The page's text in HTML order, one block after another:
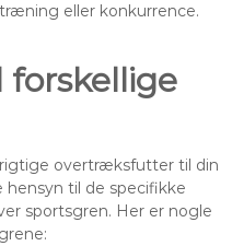
eller konkurrence.
overtræksfutter til din
til de specifikke
sportsgren. Her er nogle